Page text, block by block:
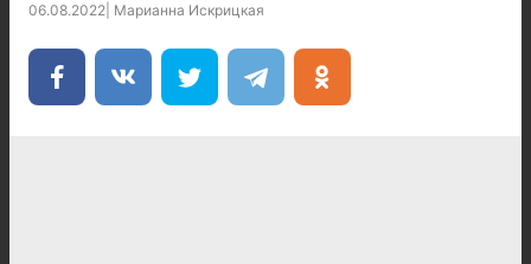
06.08.2022 Марианна Искрицкая